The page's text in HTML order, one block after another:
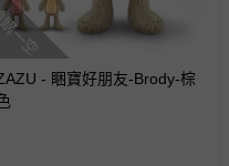
人資料內的查詢訂單內，
查是否完好，若商品遇瑕疵
一空
- 睏寶好朋友-Brody-棕